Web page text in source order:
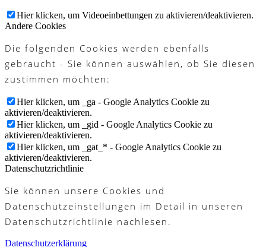
Hier klicken, um Videoeinbettungen zu aktivieren/deaktivieren.
Andere Cookies
Die folgenden Cookies werden ebenfalls
gebraucht - Sie können auswählen, ob Sie diesen
zustimmen möchten:
Hier klicken, um _ga - Google Analytics Cookie zu
aktivieren/deaktivieren.
Hier klicken, um _gid - Google Analytics Cookie zu
aktivieren/deaktivieren.
Hier klicken, um _gat_* - Google Analytics Cookie zu
aktivieren/deaktivieren.
Datenschutzrichtlinie
Sie können unsere Cookies und
Datenschutzeinstellungen im Detail in unseren
Datenschutzrichtlinie nachlesen.
Datenschutzerklärung